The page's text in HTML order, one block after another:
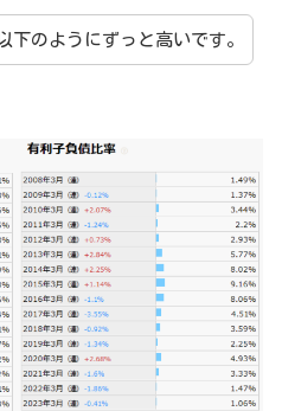
下のようにずっと高いです。